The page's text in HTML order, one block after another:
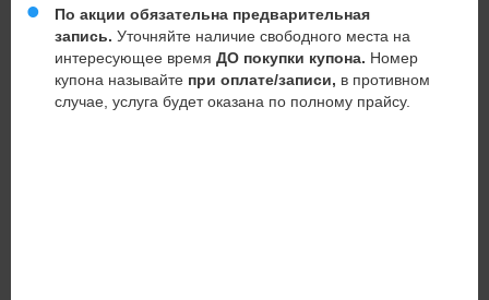
По акции обязательна предварительная
запись. Уточняйте наличие свободного места на
интересующее время ДО покупки купона. Номер
купона называйте при оплате/записи, в противном
случае, услуга будет оказана по полному прайсу.